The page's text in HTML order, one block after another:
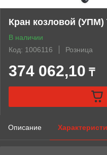
Кран козловой (УПМ)
В наличии
Код: 1006116
Розница
374 062,10 ₸
Описание